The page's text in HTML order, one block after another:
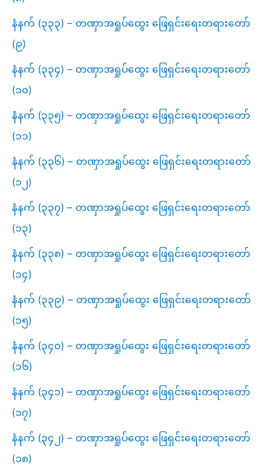
နံနက် (၃၃၃) – တဏှာအရှုပ်ထွေး ဖြေရှင်းရေးတရားတော်
(၉)
နံနက် (၃၃၄) – တဏှာအရှုပ်ထွေး ဖြေရှင်းရေးတရားတော်
(၁၀)
နံနက် (၃၃၅) – တဏှာအရှုပ်ထွေး ဖြေရှင်းရေးတရားတော်
(၁၁)
နံနက် (၃၃၆) – တဏှာအရှုပ်ထွေး ဖြေရှင်းရေးတရားတော်
(၁၂)
နံနက် (၃၃၇) – တဏှာအရှုပ်ထွေး ဖြေရှင်းရေးတရားတော်
(၁၃)
နံနက် (၃၃၈) – တဏှာအရှုပ်ထွေး ဖြေရှင်းရေးတရားတော်
(၁၄)
နံနက် (၃၃၉) – တဏှာအရှုပ်ထွေး ဖြေရှင်းရေးတရားတော်
(၁၅)
နံနက် (၃၄၀) – တဏှာအရှုပ်ထွေး ဖြေရှင်းရေးတရားတော်
(၁၆)
နံနက် (၃၄၁) – တဏှာအရှုပ်ထွေး ဖြေရှင်းရေးတရားတော်
(၁၇)
နံနက် (၃၄၂) – တဏှာအရှုပ်ထွေး ဖြေရှင်းရေးတရားတော်
(၁၈)